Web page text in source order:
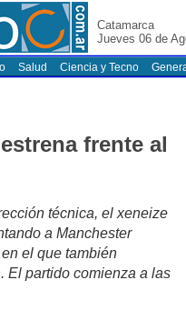
Catamarca
Jueves 06 de
Salud Ciencia y Tecno
frente al
técnica, el xeneize
a Manchester
el que también
El partido comienza a las